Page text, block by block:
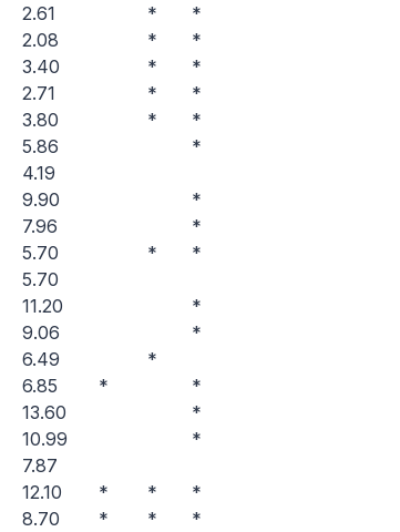
2.61 *
*
2.08 *
*
3.40 *
*
2.71 *
*
3.80 *
*
5.86
*
4.19
9.90
*
7.96
*
5.70 *
*
5.70
11.20
*
9.06
*
6.49
*
6.85 *
*
13.60
*
10.99
*
7.87
12.10 * *
*
8.70 * * *